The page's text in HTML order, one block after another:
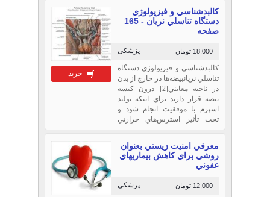
گردش خون ،علائم بیماریهای
قلبی،اندازه گیری فشار خون،
و...ومنابع می باشد
خرید
كالبدشناسي و فيزيولوژي
دستگاه تناسلي نريان - 165
صفحه
پزشکی 18,000 تومان
كالبدشناسي و فيزيولوژي دستگاه
تناسلي نريانبيضه‌ها در خارج از بدن
در ناحيه مغابني[2] درون كيسه
بيضه قرار دارند براي اينكه توليد
اسپرم با موفقيت انجام شود و
تحت تأثير استرس‌هاي حرارتي
از دماي بدن باشد از اينرو
سيستمي توسع...
معرفي امنيت زيستي بعنوان
روشي براي كاهش بيماريهاي
عفوني
پزشکی 12,000 تومان